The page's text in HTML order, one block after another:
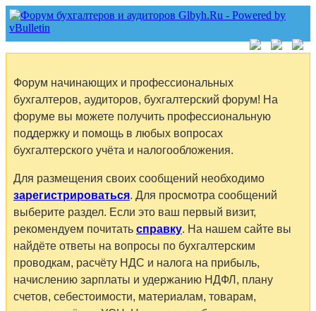
Форум начинающих и профессиональных
бухгалтеров, аудиторов, бухгалтерский форум! На
форуме вы можете получить профессиональную
поддержку и помощь в любых вопросах
бухгалтерского учёта и налогообложения.
Для размещения своих сообщений необходимо
зарегистрироваться. Для просмотра сообщений
выберите раздел. Если это ваш первый визит,
рекомендуем почитать справку. На нашем сайте вы
найдёте ответы на вопросы по бухгалтерским
проводкам, расчёту НДС и налога на прибыль,
начислению зарплаты и удержанию НДФЛ, плану
счетов, себестоимости, материалам, товарам,